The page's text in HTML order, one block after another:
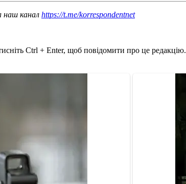
наш канал https://t.me/korrespondentnet
Ctrl + Enter, щоб повідомити про це редакцію.